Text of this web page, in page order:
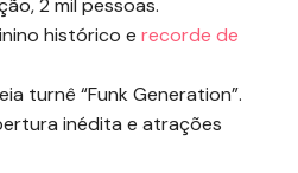
2 mil pessoas.
histórico e recorde de
turnê “Funk Generation”.
inédita e atrações